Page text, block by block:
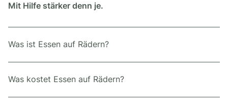
Mit Hilfe stärker denn je.
Was ist Essen auf Rädern?
Was kostet Essen auf Rädern?